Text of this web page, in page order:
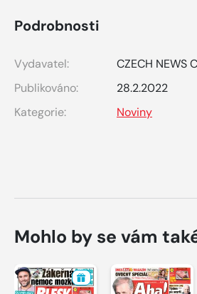
Podrobnosti
Vydavatel:
CZECH NEWS
Publikováno:
28.2.2022
Kategorie:
Noviny
Mohlo by se vám